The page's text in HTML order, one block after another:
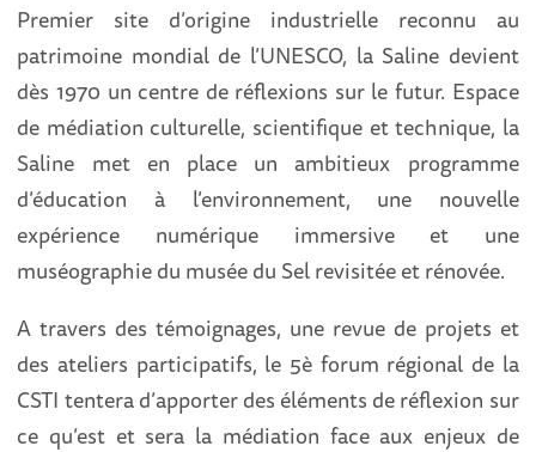
Premier site d’origine industrielle reconnu au
patrimoine mondial de l’UNESCO, la Saline devient
dès 1970 un centre de réflexions sur le futur. Espace
de médiation culturelle, scientifique et technique, la
Saline met en place un ambitieux programme
d’éducation à l’environnement, une nouvelle
expérience numérique immersive et une
muséographie du musée du Sel revisitée et rénovée.
A travers des témoignages, une revue de projets et
des ateliers participatifs, le 5è forum régional de la
CSTI tentera d’apporter des éléments de réflexion sur
ce qu’est et sera la médiation face aux enjeux de